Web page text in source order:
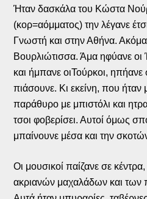
Ήταν δασκάλα του Κώστα
(κορ=αόμματος) την λέγανε
Γνωστή και στην Αθήνα.
Βουρλιώτισσα. Άμα ηφύανε οι
και ήμπανε οιΤούρκοι, ηπήανε
πιάσουνε. Κι εκείνη, που
παράθυρο με μπιστόλι και
τσοι φοβερίσει. Αυτοί όμως
μπαίνουνε μέσα και την
Οι μουσικοί παίζανε σε
ακριανών μαχαλάδων και των